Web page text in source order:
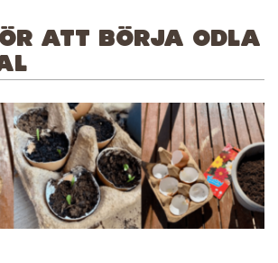
ATT BÖRJA ODLA